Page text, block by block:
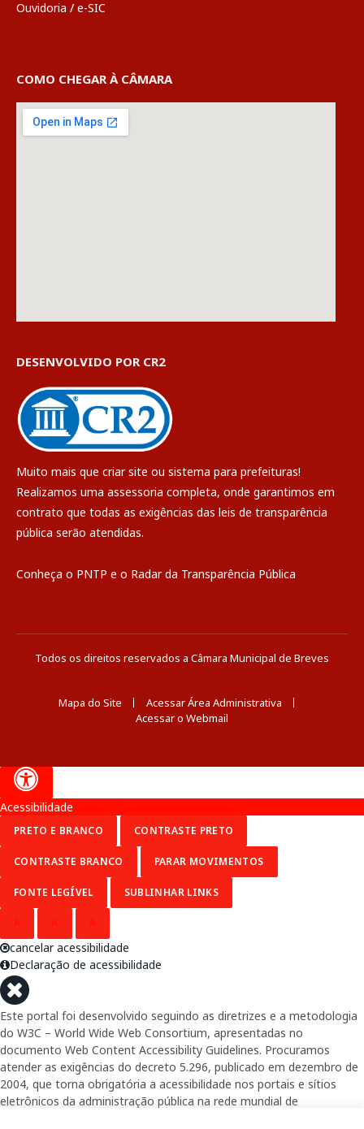
Ouvidoria / e-SIC
COMO CHEGAR À CÂMARA
DESENVOLVIDO POR CR2
Muito mais que criar site ou sistema para prefeituras!
Realizamos uma assessoria completa, onde garantimos em
contrato que todas as exigências das leis de transparência
pública serão atendidas.
Conheça o PNTP e o Radar da Transparência Pública
Todos os direitos reservados a Câmara Municipal de Breves
Mapa do Site
Acessar Área Administrativa
Acessar o Webmail
Acessibilidade
PRETO E BRANCO CONTRASTE PRETO
CONTRASTE BRANCO PARAR MOVIMENTOS
FONTE LEGÍVEL SUBLINHAR LINKS
cancelar acessibilidade
Declaração de acessibilidade
Este portal foi desenvolvido seguindo as diretrizes e a metodologia
do W3C – World Wide Web Consortium, apresentadas no
documento Web Content Accessibility Guidelines. Procuramos
atender as exigências do decreto 5.296, publicado em dezembro de
2004, que torna obrigatória a acessibilidade nos portais e sítios
eletrônicos da administração pública na rede mundial de